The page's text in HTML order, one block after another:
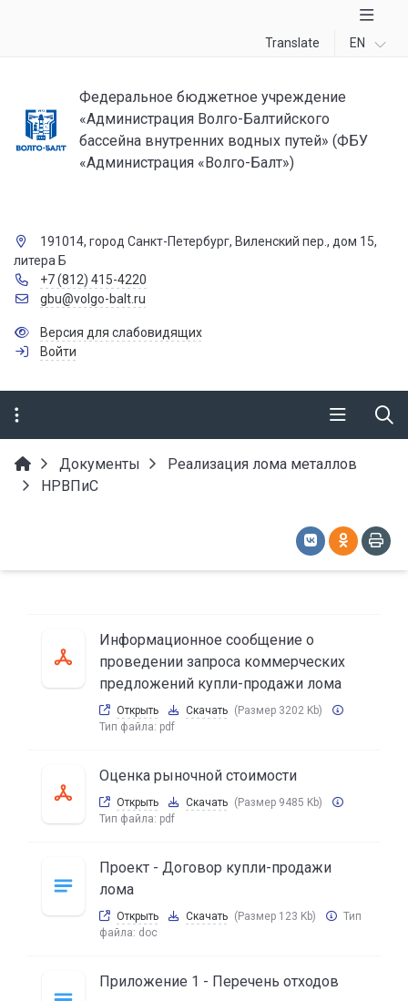
Translate EN
Федеральное бюджетное учреждение
«Администрация Волго-Балтийского
бассейна внутренних водных путей» (ФБУ
«Администрация «Волго-Балт»)
191014, город Санкт-Петербург, Виленский пер., дом 15,
литера Б
+7 (812) 415-4220
gbu@volgo-balt.ru
Версия для слабовидящих
Войти
Документы
Реализация лома металлов
НРВПиС
Информационное сообщение о
проведении запроса коммерческих
предложений купли-продажи лома
Открыть Скачать (Размер 3202 Kb)
Тип файла: pdf
Оценка рыночной стоимости
Открыть Скачать (Размер 9485 Kb)
Тип файла: pdf
Проект - Договор купли-продажи
лома
Открыть Скачать (Размер 123 Kb)
Тип
файла: doc
Приложение 1 - Перечень отходов